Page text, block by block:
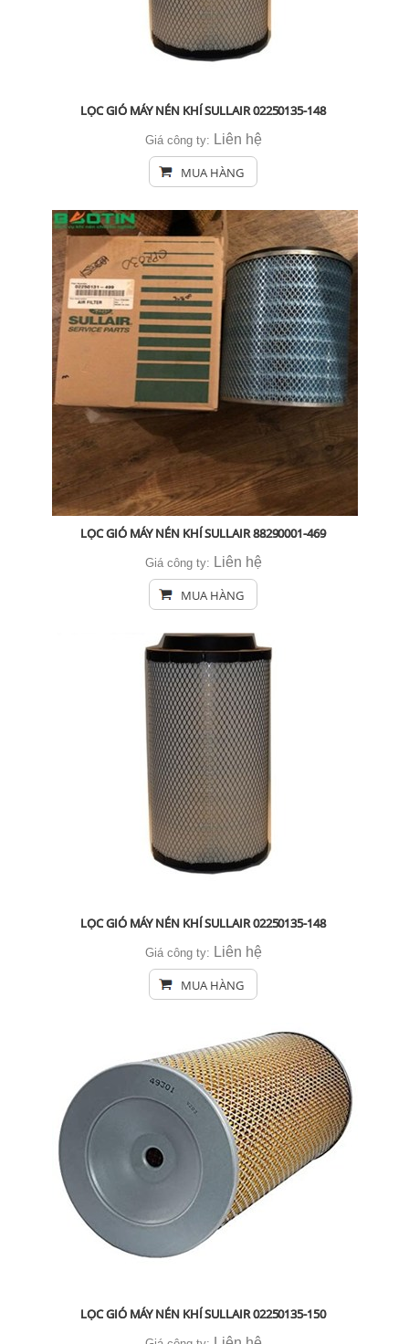
LỌC GIÓ MÁY NÉN KHÍ SULLAIR 02250135-148
Giá công ty: Liên hệ
MUA HÀNG
LỌC GIÓ MÁY NÉN KHÍ SULLAIR 88290001-469
Giá công ty: Liên hệ
MUA HÀNG
LỌC GIÓ MÁY NÉN KHÍ SULLAIR 02250135-148
Giá công ty: Liên hệ
MUA HÀNG
LỌC GIÓ MÁY NÉN KHÍ SULLAIR 02250135-150